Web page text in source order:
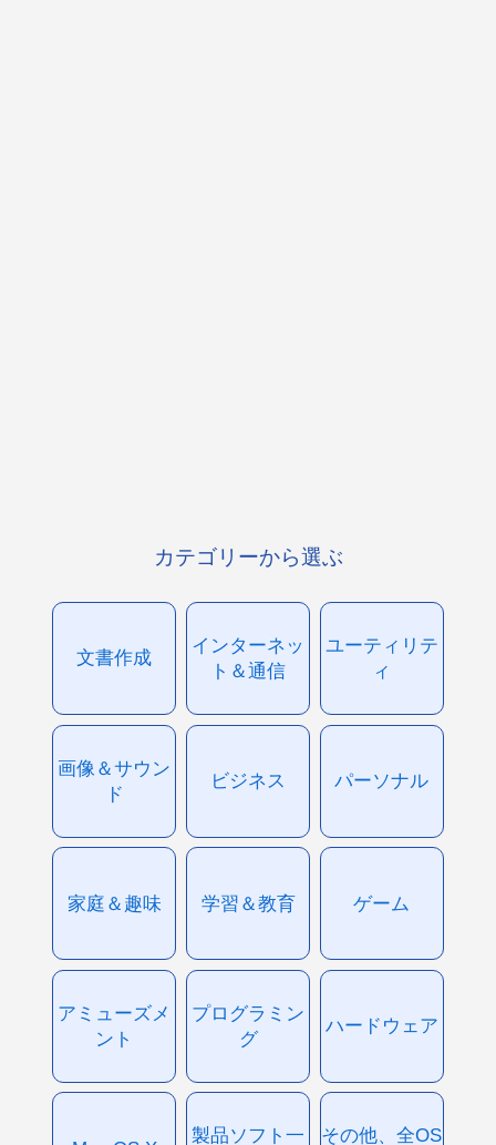
カテゴリーから選ぶ
文書作成
インターネッ
ト＆通信
ユーティリテ
ィ
画像＆サウン
ド
ビジネス パーソナル
家庭＆趣味 学習＆教育 ゲーム
アミューズメ
ント
プログラミン
グ
ハードウェア
製品ソフト一
その他、全OS